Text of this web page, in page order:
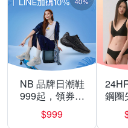
NB 品牌日潮鞋
999起，領券折
上折 最高回饋
40%
$999
鋼圈